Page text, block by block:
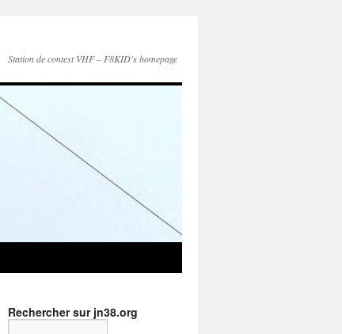
Station de contest VHF – F8KID's homepage
Rechercher sur jn38.org